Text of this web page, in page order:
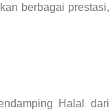
berbagai prestasi,
Halal dari